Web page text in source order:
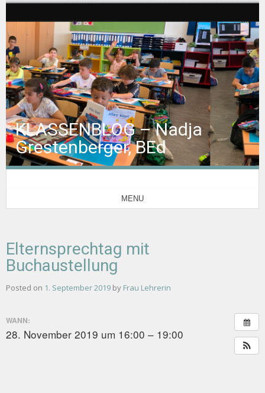
KLASSENBLOG – Nadja
Grestenberger, BEd
MENU
Elternsprechtag mit
Buchaustellung
Posted on 1. September 2019 by Frau Lehrerin
WANN:
28. November 2019 um 16:00 – 19:00